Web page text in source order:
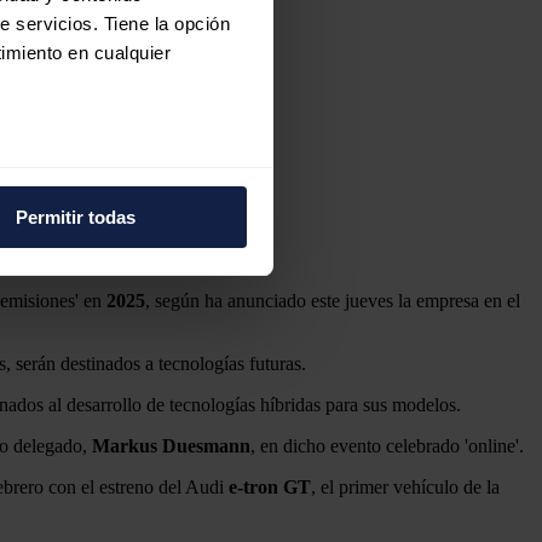
servicios. Tiene la opción
en cualquier
nuestros partners de
Permitir todas
en 2025, según ha anunciado este jueves la empresa en el
destinados a tecnologías futuras.
al desarrollo de tecnologías híbridas para sus modelos.
delegado, Markus Duesmann, en dicho evento celebrado 'online'.
con el estreno del Audi e-tron GT, el primer vehículo de la